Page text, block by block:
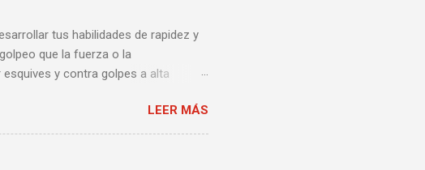
tus habilidades de rapidez y
que la fuerza o la
y contra golpes a alta
te enseñamos algunos
En esta lista de videos podrás
LEER MÁS